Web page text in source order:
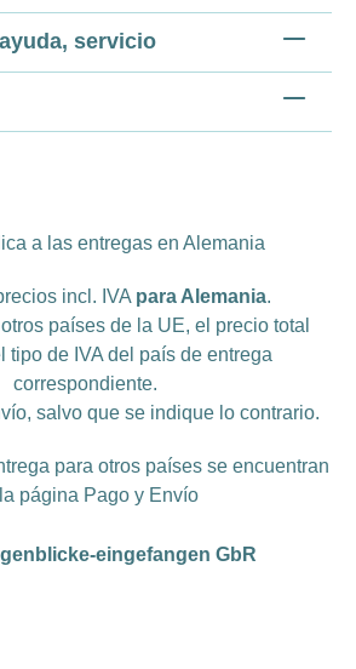
servicio
a las entregas en Alemania
incl. IVA para Alemania.
países de la UE, el precio total
tipo de IVA del país de entrega
correspondiente.
, salvo que se indique lo contrario.
para otros países se encuentran
página Pago y Envío
eingefangen GbR